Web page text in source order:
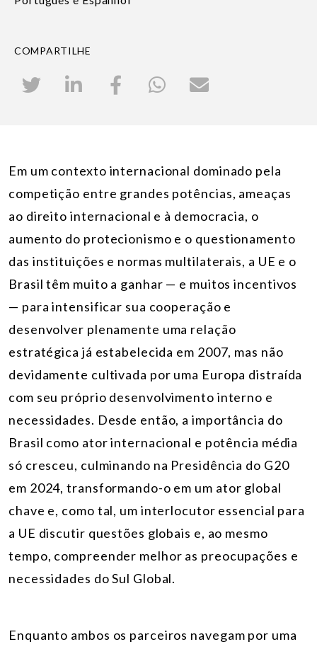
COMPARTILHE
Em um contexto internacional dominado pela
competição entre grandes potências, ameaças
ao direito internacional e à democracia, o
aumento do protecionismo e o questionamento
das instituições e normas multilaterais, a UE e o
Brasil têm muito a ganhar — e muitos incentivos
— para intensificar sua cooperação e
desenvolver plenamente uma relação
estratégica já estabelecida em 2007, mas não
devidamente cultivada por uma Europa distraída
com seu próprio desenvolvimento interno e
necessidades. Desde então, a importância do
Brasil como ator internacional e potência média
só cresceu, culminando na Presidência do G20
em 2024, transformando-o em um ator global
chave e, como tal, um interlocutor essencial para
a UE discutir questões globais e, ao mesmo
tempo, compreender melhor as preocupações e
necessidades do Sul Global.
Enquanto ambos os parceiros navegam por uma